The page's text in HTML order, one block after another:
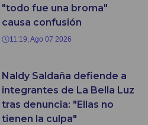
"todo fue una broma"
causa confusión
11:19, Ago 07 2026
Naldy Saldaña defiende a
integrantes de La Bella Luz
tras denuncia: "Ellas no
tienen la culpa"